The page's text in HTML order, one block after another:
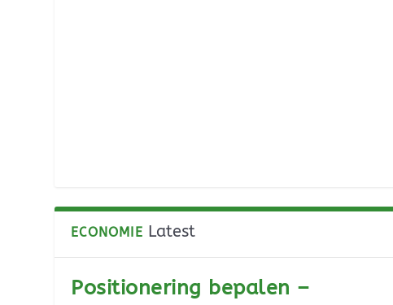
ECONOMIE Latest
Positionering bepalen –